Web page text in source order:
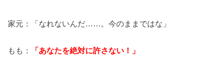
家元：「なれないんだ……。今のままではな」
もも： 「あなたを絶対に許さない！」